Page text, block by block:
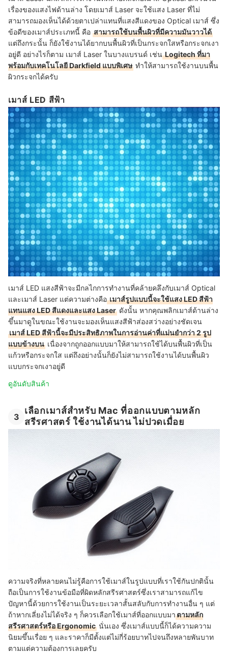
เรื่องของแสงไฟด้านล่าง โดยเมาส์ Laser จะใช้แสง Laser ที่ไม่
สามารถมองเห็นได้ด้วยตาเปล่าแทนที่แสงสีแดงของ Optical เมาส์ ซึ่ง
ข้อดีของเมาส์ประเภทนี้ คือ สามารถใช้บนพื้นผิวที่มีความมันวาวได้
แต่ถึงกระนั้น ก็ยังใช้งานได้ยากบนพื้นผิวที่เป็นกระจกใสหรือกระจกเงา
อยู่ดี อย่างไรก็ตาม เมาส์ Laser ในบางแบรนด์ เช่นLogitech ที่มา
พร้อมกับเทคโนโลยี Darkfield แบบพิเศษ ทำให้สามารถใช้งานบนพื้น
ผิวกระจกได้ครับ
เมาส์ LED สีฟ้า
เมาส์ LED แสงสีฟ้าจะมีกลไกการทำงานที่คล้ายคลึงกับเมาส์ Optical
และเมาส์ Laser แต่ความต่างคือเมาส์รูปแบบนี้จะใช้แสง LED สีฟ้า
แทนแสง LED สีแดงและแสง Laser ดังนั้น หากคุณพลิกเมาส์ด้านล่าง
ขึ้นมาดูในขณะใช้งานจะมองเห็นแสงสีฟ้าส่องสว่างอย่างชัดเจน
เมาส์ LED สีฟ้านี้จะมีประสิทธิภาพในการอ่านค่าที่แม่นยำกว่า 2 รูป
แบบข้างบน เนื่องจากถูกออกแบบมาให้สามารถใช้ได้บนพื้นผิวที่เป็น
แก้วหรือกระจกใส แต่ถึงอย่างนั้นก็ยังไม่สามารถใช้งานได้บนพื้นผิว
แบบกระจกเงาอยู่ดี
ดูอันดับสินค้า
3
เลือกเมาส์สำหรับ Mac ที่ออกแบบตามหลัก
สรีรศาสตร์ ใช้งานได้นาน ไม่ปวดเมื่อย
ความจริงที่หลายคนไม่รู้คือการใช้เมาส์ในรูปแบบที่เราใช้กันปกตินั้น
ถือเป็นการใช้งานข้อมือที่ผิดหลักสรีรศาสตร์ซึ่งเราสามารถแก้ไข
ปัญหานี้ด้วยการใช้งานเป็นระยะเวลาสั้นสลับกับการทำงานอื่น ๆ แต่
ถ้าหากเลี่ยงไม่ได้จริง ๆ ก็ควรเลือกใช้เมาส์ที่ออกแบบมาตามหลัก
สรีรศาสตร์หรือ Ergonomic นั่นเอง ซึ่งเมาส์แบบนี้ก็ได้ความความ
นิยมขึ้นเรื่อย ๆ และราคาก็มีตั้งแต่ไม่กี่ร้อยบาทไปจนถึงหลายพันบาท
ตามแต่ความต้องการเลยครับ